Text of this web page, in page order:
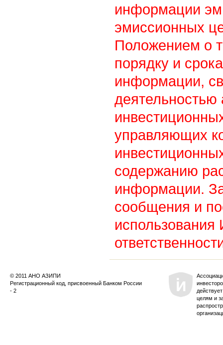
информации
эмиссионных
Положением о
порядку и
информации,
управляющих
содержанию
информации.
сообщения и
© 2011 АНО АЗИПИ
Регистрационный код, присвоенный Банком России
- 2
целям и